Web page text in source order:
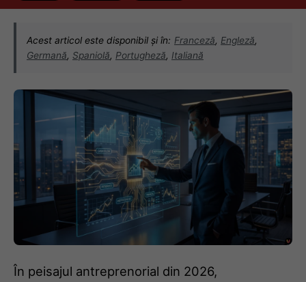
Acest articol este disponibil și în: Franceză, Engleză,
Germană, Spaniolă, Portugheză, Italiană
În peisajul antreprenorial din 2026,